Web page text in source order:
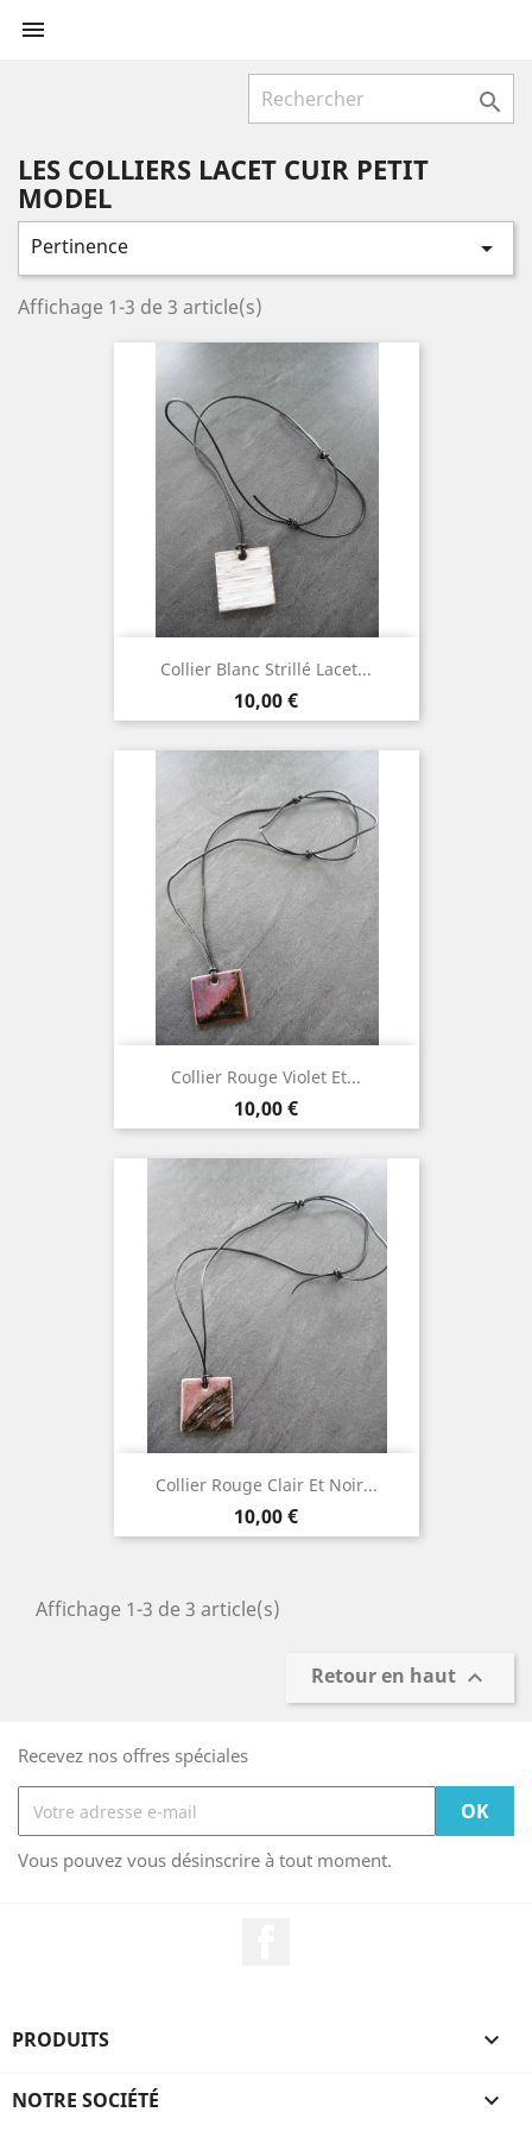


LES COLLIERS LACET CUIR PETIT
MODEL
Pertinence 
Affichage 1-3 de 3 article(s)
Collier Blanc Strillé Lacet...
Prix
10,00 €
Collier Rouge Violet Et...
Prix
10,00 €
Collier Rouge Clair Et Noir...
Prix
10,00 €
Affichage 1-3 de 3 article(s)
Retour en haut 
Recevez nos offres spéciales
Vous pouvez vous désinscrire à tout moment.
PRODUITS 
NOTRE SOCIÉTÉ 